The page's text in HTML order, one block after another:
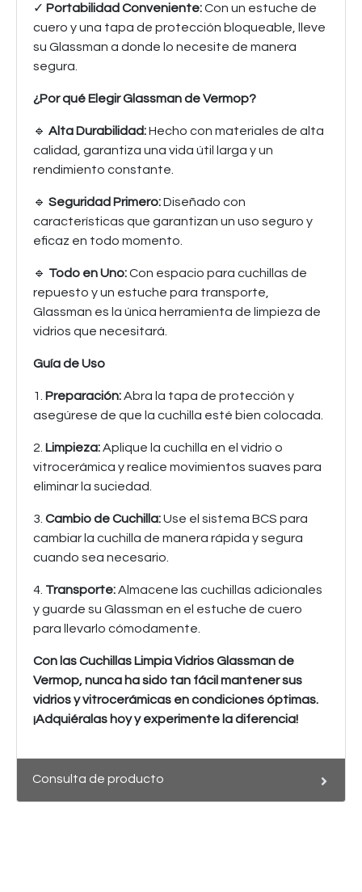
✓ Portabilidad Conveniente:Con un estuche de
cuero y una tapa de protección bloqueable, lleve
su Glassman a donde lo necesite de manera
segura.
¿Por qué Elegir Glassman de Vermop?
🔹 Alta Durabilidad:Hecho con materiales de alta
calidad, garantiza una vida útil larga y un
rendimiento constante.
🔹 Seguridad Primero:Diseñado con
características que garantizan un uso seguro y
eficaz en todo momento.
🔹 Todo en Uno:Con espacio para cuchillas de
repuesto y un estuche para transporte,
Glassman es la única herramienta de limpieza de
vidrios que necesitará.
Guía de Uso
1. Preparación:Abra la tapa de protección y
asegúrese de que la cuchilla esté bien colocada.
2. Limpieza:Aplique la cuchilla en el vidrio o
vitrocerámica y realice movimientos suaves para
eliminar la suciedad.
3. Cambio de Cuchilla:Use el sistema BCS para
cambiar la cuchilla de manera rápida y segura
cuando sea necesario.
4. Transporte:Almacene las cuchillas adicionales
y guarde su Glassman en el estuche de cuero
para llevarlo cómodamente.
Con las Cuchillas Limpia Vidrios Glassman de
Vermop, nunca ha sido tan fácil mantener sus
vidrios y vitrocerámicas en condiciones óptimas.
¡Adquiéralas hoy y experimente la diferencia!
Consulta de producto